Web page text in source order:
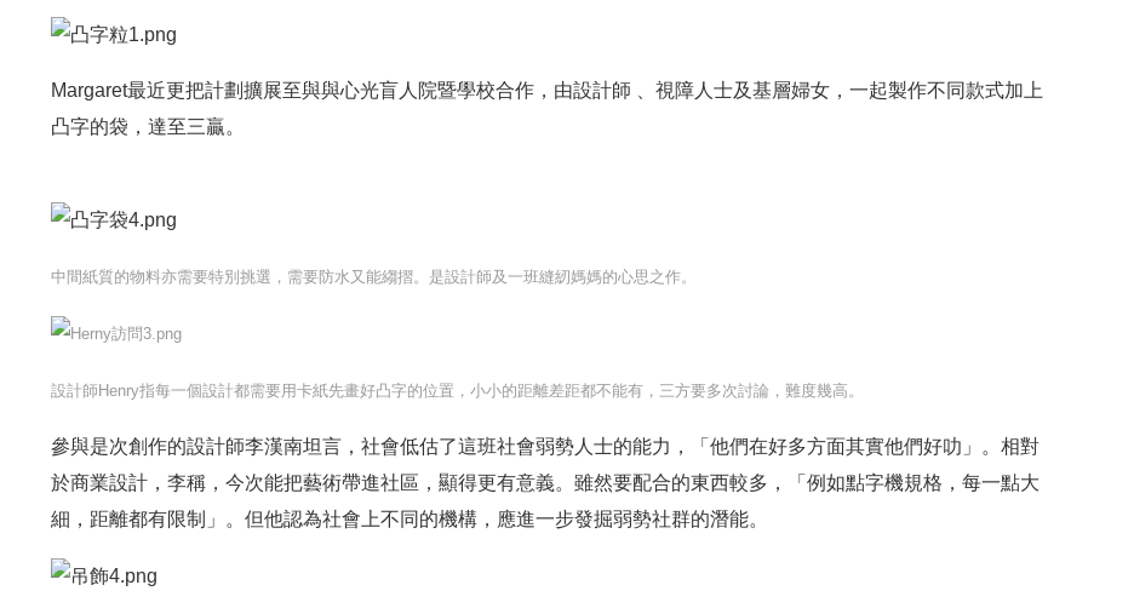
Margaret最近更把計劃擴展至與與心光盲人院暨學校合作，由設計師 、視障人士及基層婦女，一起製作不同款式加上
凸字的袋，達至三贏。
中間紙質的物料亦需要特別挑選，需要防水又能縐摺。是設計師及一班縫紉媽媽的心思之作。
設計師Henry指每一個設計都需要用卡紙先畫好凸字的位置，小小的距離差距都不能有，三方要多次討論，難度幾高。
參與是次創作的設計師李漢南坦言，社會低估了這班社會弱勢人士的能力，「他們在好多方面其實他們好叻」。相對
於商業設計，李稱，今次能把藝術帶進社區，顯得更有意義。雖然要配合的東西較多，「例如點字機規格，每一點大
細，距離都有限制」。但他認為社會上不同的機構，應進一步發掘弱勢社群的潛能。